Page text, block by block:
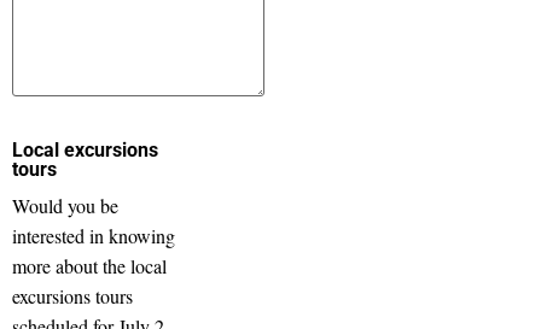
Local excursions
tours
Would you be
interested in knowing
more about the local
excursions tours